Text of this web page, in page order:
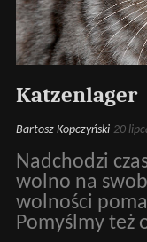
Katzenlager
Bartosz Kopczyński 20
Nadchodzi
wolno na
wolności
Pomyślmy też